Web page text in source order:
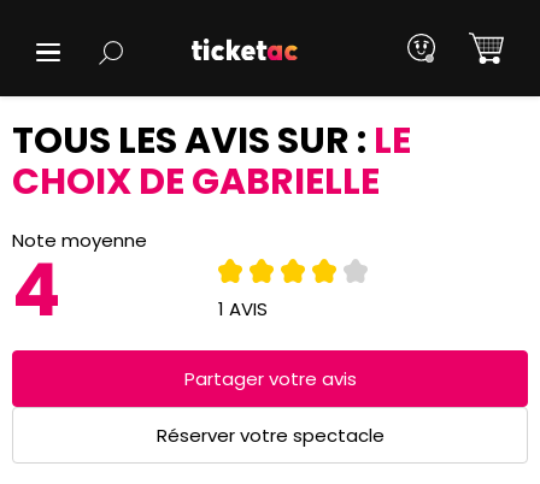
TOUS LES AVIS SUR : LE
CHOIX DE GABRIELLE
Note moyenne
4 1 AVIS
Réserver votre spectacle
Partager votre avis